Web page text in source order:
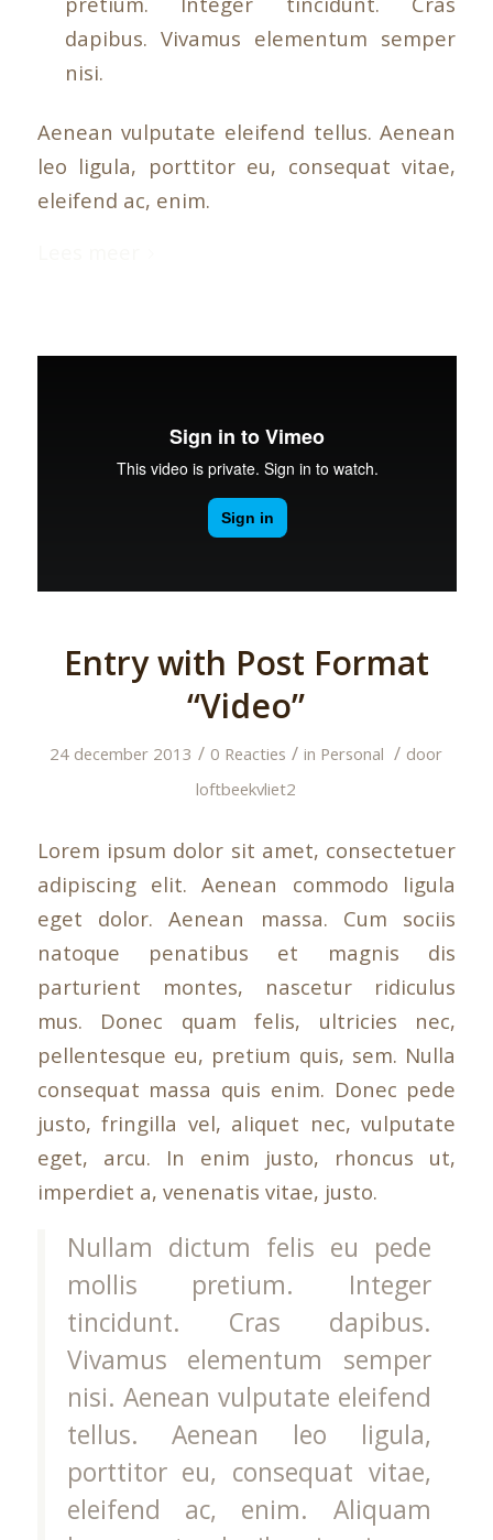
dapibus. Vivamus elementum semper
nisi.
Aenean vulputate eleifend tellus. Aenean
leo ligula, porttitor eu, consequat vitae,
eleifend ac, enim.
Entry with Post Format
“Video”
24 december 2013 / 0 Reacties / in Personal / door
loftbeekvliet2
Lorem ipsum dolor sit amet, consectetuer
adipiscing elit. Aenean commodo ligula
eget dolor. Aenean massa. Cum sociis
natoque penatibus et magnis dis
parturient montes, nascetur ridiculus
mus. Donec quam felis, ultricies nec,
pellentesque eu, pretium quis, sem. Nulla
consequat massa quis enim. Donec pede
justo, fringilla vel, aliquet nec, vulputate
eget, arcu. In enim justo, rhoncus ut,
imperdiet a, venenatis vitae, justo.
Nullam dictum felis eu pede
mollis pretium. Integer
tincidunt. Cras dapibus.
Vivamus elementum semper
nisi. Aenean vulputate eleifend
tellus. Aenean leo ligula,
porttitor eu, consequat vitae,
eleifend ac, enim. Aliquam